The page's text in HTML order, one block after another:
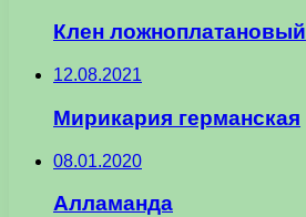
Клен ложноплатановый
12.08.2021
Мирикария германская
08.01.2020
Алламанда